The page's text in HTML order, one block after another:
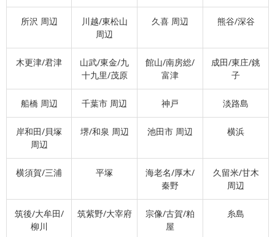
所沢 周辺
川越/東松山
周辺
久喜 周辺 熊谷/深谷
木更津/君津
山武/東金/九
十九里/茂原
館山/南房総/
富津
成田/東庄/銚
子
船橋 周辺 千葉市 周辺 神戸 淡路島
岸和田/貝塚
周辺
堺/和泉 周辺 池田市 周辺 横浜
横須賀/三浦 平塚
海老名/厚木/
秦野
久留米/甘木
周辺
筑後/大牟田/
柳川
筑紫野/大宰府
宗像/古賀/粕
屋
糸島